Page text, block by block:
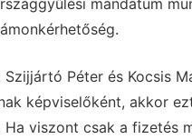
mandátum
Szijjártó Péter és Kocsis
képviselőként, akkor
Ha viszont csak a fizetés